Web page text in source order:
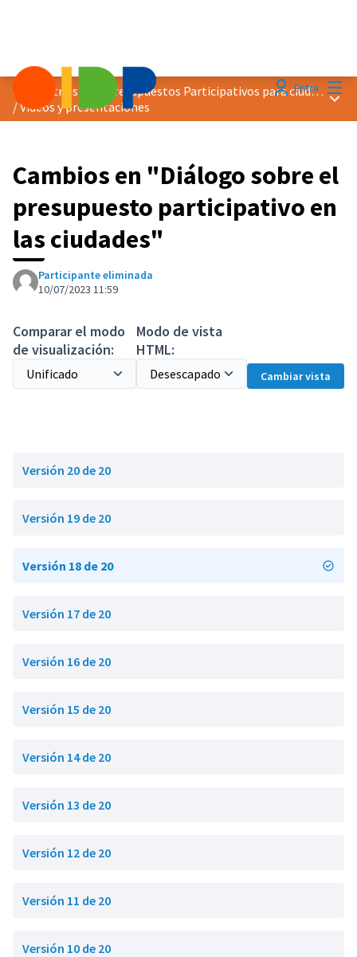
EntraEncuentro sobre Presupuestos Participativos para ciudades más verdes
/Vídeos y presentaciones
Cambios en "Diálogo sobre el
presupuesto participativo en
las ciudades"
Participante eliminada
10/07/2023 11:59
Comparar el modo
de visualización:
Modo de vista
HTML:
Cambiar vista
Versión 20 de 20
Versión 19 de 20
Versión 18 de 20
Versión 17 de 20
Versión 16 de 20
Versión 15 de 20
Versión 14 de 20
Versión 13 de 20
Versión 12 de 20
Versión 11 de 20
Versión 10 de 20